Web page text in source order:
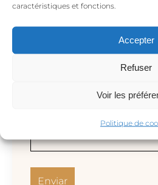
caractéristiques et fonctions.
Accepter
Refuser
Voir les
Politique de